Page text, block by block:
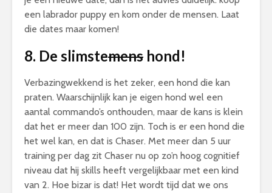
een labrador puppy en kom onder de mensen. Laat
die dates maar komen!
8. De slimstemens hond!
Verbazingwekkend is het zeker, een hond die kan
praten. Waarschijnlijk kan je eigen hond wel een
aantal commando’s onthouden, maar de kans is klein
dat het er meer dan 100 zijn. Toch is er een hond die
het wel kan, en dat is Chaser. Met meer dan 5 uur
training per dag zit Chaser nu op zo’n hoog cognitief
niveau dat hij skills heeft vergelijkbaar met een kind
van 2. Hoe bizar is dat! Het wordt tijd dat we ons